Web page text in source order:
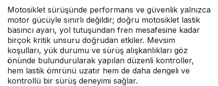
Motosiklet sürüşünde performans ve güvenlik yalnızca
motor gücüyle sınırlı değildir; doğru motosiklet lastik
basıncı ayarı, yol tutuşundan fren mesafesine kadar
birçok kritik unsuru doğrudan etkiler. Mevsim
koşulları, yük durumu ve sürüş alışkanlıkları göz
önünde bulundurularak yapılan düzenli kontroller,
hem lastik ömrünü uzatır hem de daha dengeli ve
kontrollü bir sürüş deneyimi sağlar.